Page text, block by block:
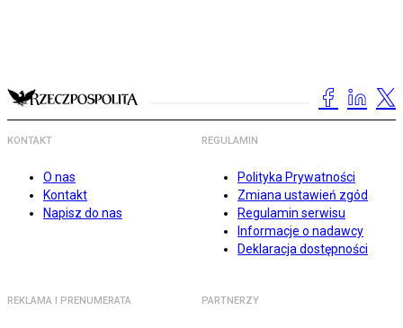
KONTAKT
O nas
Kontakt
Napisz do nas
REGULAMIN
Polityka Prywatności
Zmiana ustawień zgód
Regulamin serwisu
Informacje o nadawcy
Deklaracja dostępności
REKLAMA I PRENUMERATA PARTNERZY